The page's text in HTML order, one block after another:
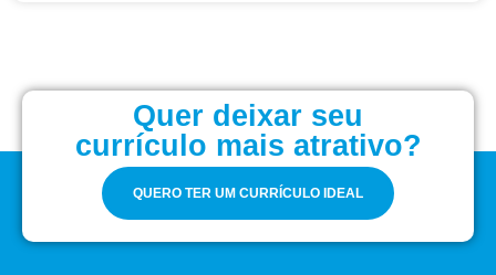
Quer deixar seu
currículo mais atrativo?
QUERO TER UM CURRÍCULO IDEAL